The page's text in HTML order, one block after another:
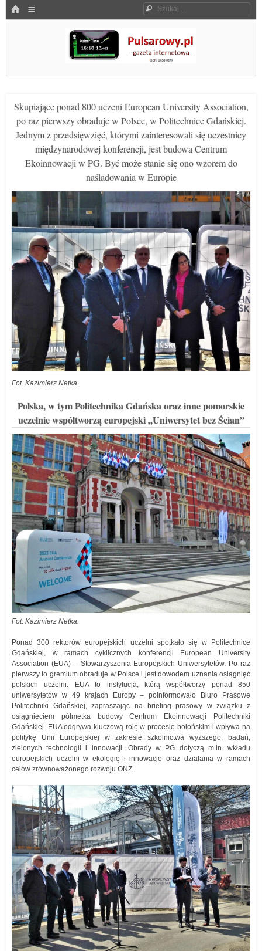
HOME Szukaj
Pulsarowy.pl
Skupiające ponad 800 uczeni European University Association,
po raz pierwszy obraduje w Polsce, w Politechnice Gdańskiej.
Jednym z przedsięwzięć, którymi zainteresowali się uczestnicy
międzynarodowej konferencji, jest budowa Centrum
Ekoinnowacji w PG. Być może stanie się ono wzorem do
naśladowania w Europie
Fot. Kazimierz Netka.
Polska, w tym Politechnika Gdańska oraz inne pomorskie
uczelnie współtworzą europejski „Uniwersytet bez Ścian”
Fot. Kazimierz Netka.
Ponad 300 rektorów europejskich uczelni spotkało się w Politechnice
Gdańskiej, w ramach cyklicznych konferencji European University
Association (EUA) – Stowarzyszenia Europejskich Uniwersytetów. Po raz
pierwszy to gremium obraduje w Polsce i jest dowodem uznania osiągnięć
polskich uczelni. EUA to instytucja, którą współtworzy ponad 850
uniwersytetów w 49 krajach Europy – poinformowało Biuro Prasowe
Politechniki Gdańskiej, zapraszając na briefing prasowy w związku z
osiągnięciem półmetka budowy Centrum Ekoinnowacji Politechniki
Gdańskiej. EUA odgrywa kluczową rolę w procesie bolońskim i wpływa na
politykę Unii Europejskiej w zakresie szkolnictwa wyższego, badań,
zielonych technologii i innowacji. Obrady w PG dotyczą m.in. wkładu
europejskich uczelni w ekologię i innowacje oraz działania w ramach
celów zrównoważonego rozwoju ONZ.